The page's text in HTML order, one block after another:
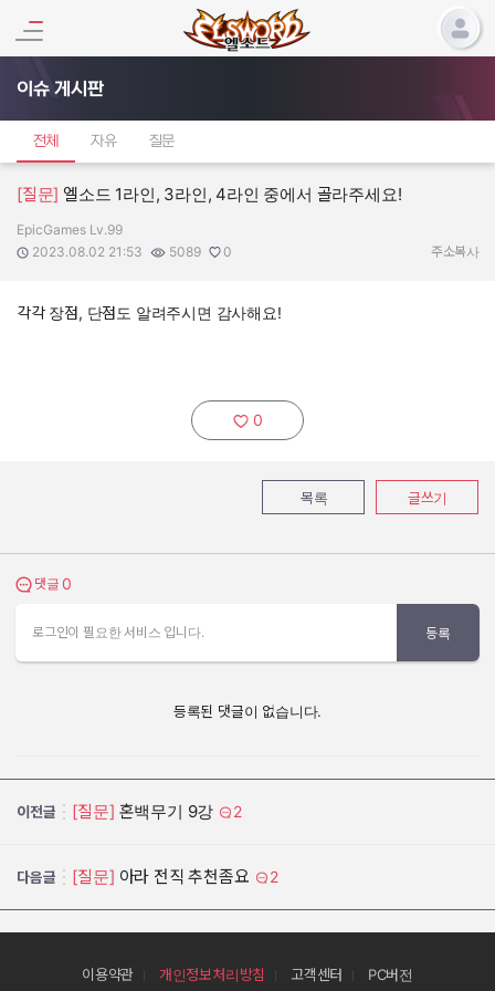
이슈 게시판
전체 자유 질문
[질문] 엘소드 1라인, 3라인, 4라인 중에서 골라주세요!
작성자:
EpicGames Lv.99
작성일:
2023.08.02 21:53
조회수:
5089
추천수:
0 주소복사
각각 장점, 단점도 알려주시면 감사해요!
추천하기:
0
목록 글쓰기
댓글 보기
댓글 0
로그인이 필요한 서비스 입니다. 등록
등록된 댓글이 없습니다.
이전글 [질문] 혼백무기 9강 2
다음글 [질문] 아라 전직 추천좀요 2
이용약관 개인정보처리방침 고객센터 PC버전